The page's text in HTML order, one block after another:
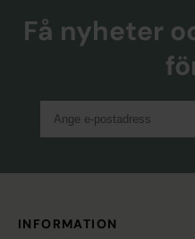
Få nyheter
INFORMATION